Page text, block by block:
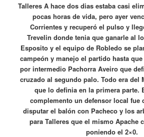
Talleres A hace dos dias estaba casi
pocas horas de vida, pero ayer
Corrientes y recuperó el pulso y
Trevelin donde tenia que ganarle al
Esposito y el equipo de Robledo se
campeón y manejo el partido hasta
por intermedio Pachorra Aveiro que
cruzado al segundo palo. Todo era del
que lo definia en la primera parte.
complemento un defensor local fue
disputar el balón con Pacheco y los
para Talleres que el mismo Apache
poniendo el 2×0.